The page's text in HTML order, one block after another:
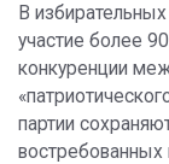
В
участие более
конкуренции
партии
востребованных